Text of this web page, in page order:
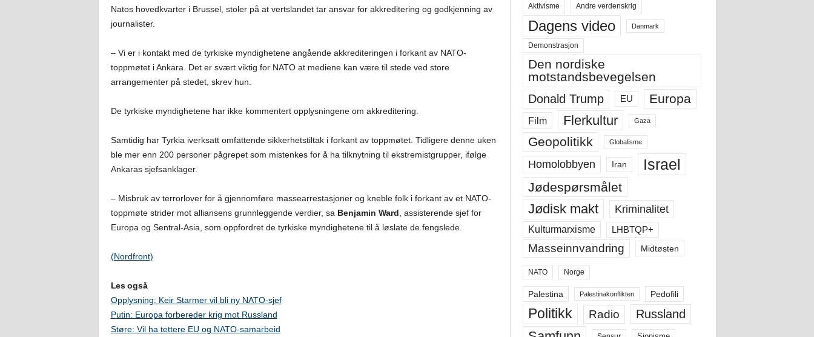
Natos hovedkvarter i Brussel, stoler på at vertslandet tar ansvar for akkreditering og godkjenning av
journalister.
– Vi er i kontakt med de tyrkiske myndighetene angående akkrediteringen i forkant av NATO-
toppmøtet i Ankara. Det er svært viktig for NATO at mediene kan være til stede ved store
arrangementer på stedet, skrev hun.
De tyrkiske myndighetene har ikke kommentert opplysningene om akkreditering.
Samtidig har Tyrkia iverksatt omfattende sikkerhetstiltak i forkant av toppmøtet. Tidligere denne uken
ble mer enn 200 personer pågrepet som mistenkes for å ha tilknytning til ekstremistgrupper, ifølge
Ankaras sjefsanklager.
– Misbruk av terrorlover for å gjennomføre massearrestasjoner og kneble folk i forkant av et NATO-
toppmøte strider mot alliansens grunnleggende verdier, sa Benjamin Ward , assisterende sjef for
Europa og Sentral-Asia, som oppfordret de tyrkiske myndighetene til å løslate de fengslede.
(Nordfront)
Les også
Opplysning: Keir Starmer vil bli ny NATO-sjef
Putin: Europa forbereder krig mot Russland
Støre: Vil ha tettere EU og NATO-samarbeid
Aktivisme Andre verdenskrig
Dagens video Danmark
Demonstrasjon
Den nordiske
motstandsbevegelsen
Donald Trump EU Europa
Film Flerkultur Gaza
Geopolitikk Globalisme
Homolobbyen Iran Israel
Jødespørsmålet
Jødisk makt Kriminalitet
Kulturmarxisme LHBTQP+
Masseinnvandring Midtøsten
NATO Norge
Palestina Palestinakonflikten Pedofili
Politikk Radio Russland